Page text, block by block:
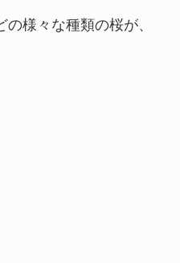
様々な種類の桜が、